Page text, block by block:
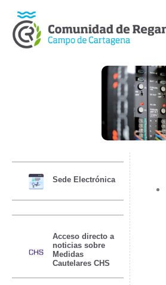
Sede Electrónica
Acceso directo a
noticias sobre
Medidas
Cautelares CHS